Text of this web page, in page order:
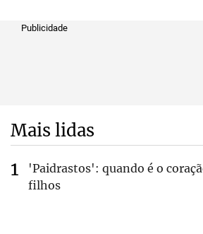
Publicidade
Mais lidas
'Paidrastos': quando é o
filhos